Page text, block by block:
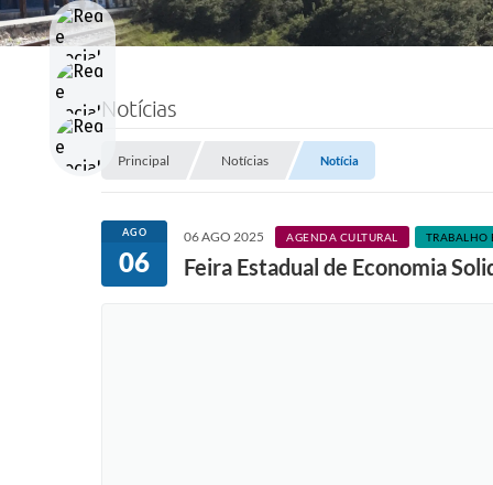
Notícias
Principal Notícias Notícia
AGO
06
06 AGO 2025 AGENDA CULTURAL TRABALHO
Feira Estadual de Economia